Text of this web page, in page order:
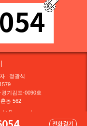
|
: 정광식
기김포-0090호
동 562
Reserved.
전화걸기